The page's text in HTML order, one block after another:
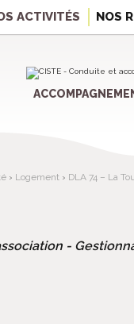
ACTIVITÉS NOS
› Logement › DLA 74 – La
-